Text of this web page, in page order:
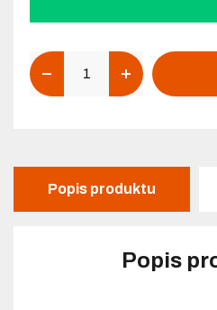
Popis produktu
Popis